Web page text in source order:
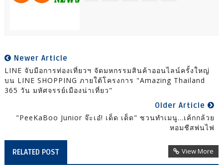
Newer Article
LINE จับมือการท่องเที่ยวฯ จัดมหกรรมสินค้าออนไลน์ครั้งใหญ่
บน LINE SHOPPING ภายใต้โครงการ "Amazing Thailand
365 วัน มหัศจรรย์เมืองน่าเที่ยว"
Older Article
"PeeKaBoo Junior จ๊ะเอ๋! เด็ด เด็ด" ชวนทำเมนู…เค้กกล้วย
หอมชีสพ่นไฟ
RELATED POST View More